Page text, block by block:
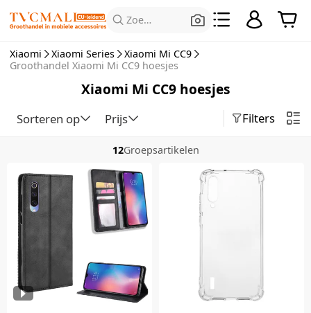
Zoeken naar producten
Xiaomi Xiaomi Series
Xiaomi Mi CC9
Groothandel Xiaomi Mi CC9 hoesjes
Xiaomi Mi CC9 hoesjes
Sorteren op Prijs Filters
12Groepsartikelen